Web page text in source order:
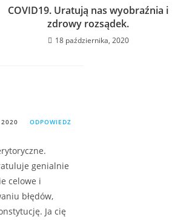
COVID19. Uratują nas wyobraźnia i
zdrowy rozsądek.
18 października, 2020
ODPOWIEDZ
genialnie
celowe i
błędów,
Ja cię